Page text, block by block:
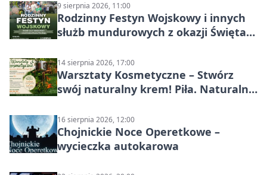
9 sierpnia 2026, 11:00
Rodzinny Festyn Wojskowy i innych
służb mundurowych z okazji Święta
14 sierpnia 2026, 17:00
Warsztaty Kosmetyczne – Stwórz
swój naturalny krem! Piła. Naturalna
16 sierpnia 2026, 12:00
Chojnickie Noce Operetkowe –
wycieczka autokarowa